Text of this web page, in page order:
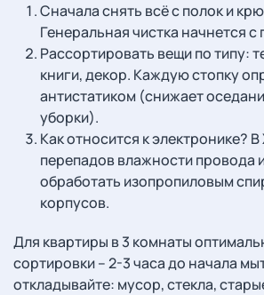
Сначала снять всё с полок и
Генеральная чистка начнется с
Рассортировать вещи по типу:
книги, декор. Каждую стопку
антистатиком (снижает
уборки).
Как относится к электронике?
перепадов влажности провода
обработать изопропиловым
корпусов.
Для квартиры в 3 комнаты
сортировки – 2-3 часа до начала
откладывайте: мусор, стекла,